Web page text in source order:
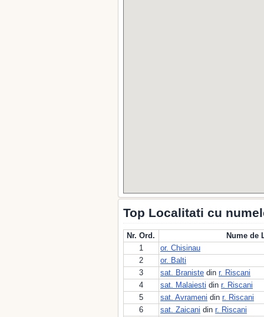
Top Localitati cu
Nr. Ord.
Nume de
1
or. Chisinau
2
or. Balti
3
sat. Braniste din r. Riscani
4
sat. Malaiesti din r. Riscani
5
sat. Avrameni din r. Riscani
6
sat. Zaicani din r. Riscani